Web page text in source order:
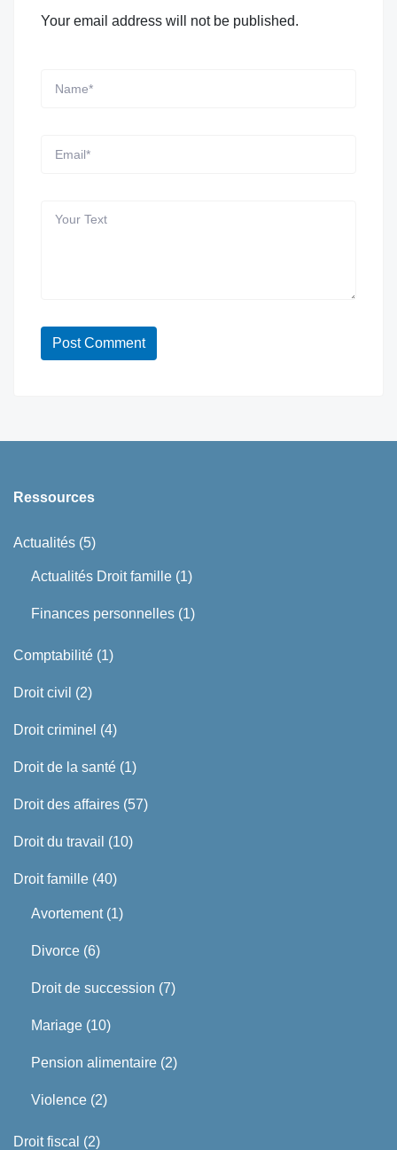
Your email address will not be published.
Ressources
Actualités (5)
Actualités Droit famille (1)
Finances personnelles (1)
Comptabilité (1)
Droit civil (2)
Droit criminel (4)
Droit de la santé (1)
Droit des affaires (57)
Droit du travail (10)
Droit famille (40)
Avortement(1)
Divorce (6)
Droit de succession (7)
Mariage (10)
Pension alimentaire (2)
Violence (2)
Droit fiscal (2)